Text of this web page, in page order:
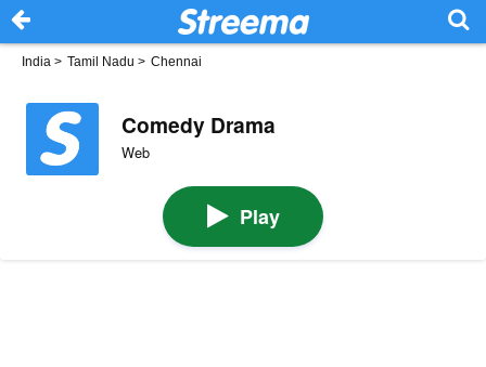
India > Tamil Nadu > Chennai
Comedy Drama
Web
Play